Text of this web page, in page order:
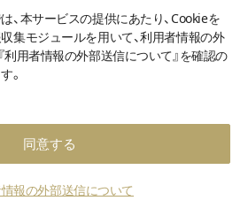
、本サービスの提供にあたり、Cookieを
集モジュールを用いて、利用者情報の外
利用者情報の外部送信について』を確認の
。
同意する
報の外部送信について
以外にも、
るみ
くらみ
ワ
約39万～
66万円
1回
※脂肪
皮膚の
60万円
※再発